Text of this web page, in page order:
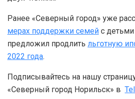
Ранее «Северный город» уже
мерах поддержки семей с
предложил продлить льготную
2022 года.
Подписывайтесь на нашу
«Северный город Норильск» в